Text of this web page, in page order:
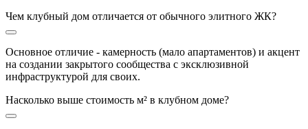
Чем клубный дом отличается от обычного элитного ЖК?
Основное отличие - камерность (мало апартаментов) и акцент
на создании закрытого сообщества с эксклюзивной
инфраструктурой для своих.
Насколько выше стоимость м² в клубном доме?